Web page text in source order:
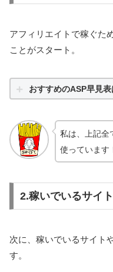
アフィリエイトで稼ぐた
ことがスタート。
おすすめのASP早見
私は、上記全
使っています
2.稼いでいるサイ
次に、稼いでいるサイト
す。